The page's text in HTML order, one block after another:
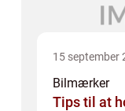
15 september
Bilmærker
Tips til at